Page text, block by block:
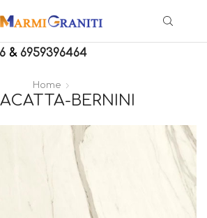
&6959396464
Home
BERNINI